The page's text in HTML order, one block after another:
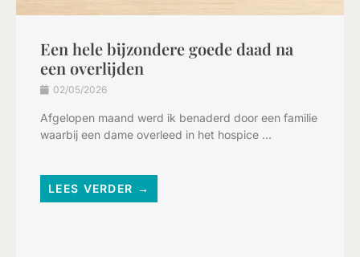
Een hele bijzondere goede daad na
een overlijden
02/05/2026
Afgelopen maand werd ik benaderd door een familie
waarbij een dame overleed in het hospice ...
LEES VERDER →